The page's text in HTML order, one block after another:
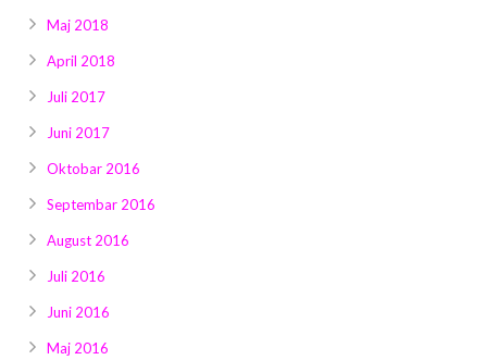
Maj 2018
April 2018
Juli 2017
Juni 2017
Oktobar 2016
Septembar 2016
August 2016
Juli 2016
Juni 2016
Maj 2016